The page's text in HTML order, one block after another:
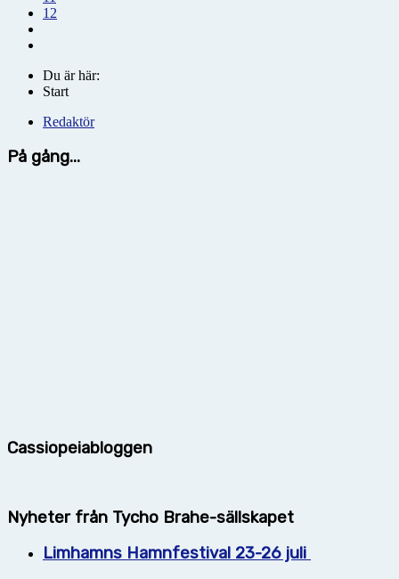
12
Du är här:
Start
Redaktör
På gång...
Cassiopeiabloggen
Nyheter från Tycho Brahe-sällskapet
Limhamns Hamnfestival 23-26 juli